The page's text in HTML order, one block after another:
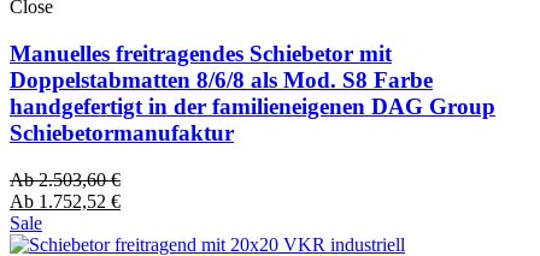
Close
Manuelles freitragendes Schiebetor mit
Doppelstabmatten 8/6/8 als Mod. S8 Farbe
handgefertigt in der familieneigenen DAG Group
Schiebetormanufaktur
Ab2.503,60€
Ab 1.752,52 €
Sale